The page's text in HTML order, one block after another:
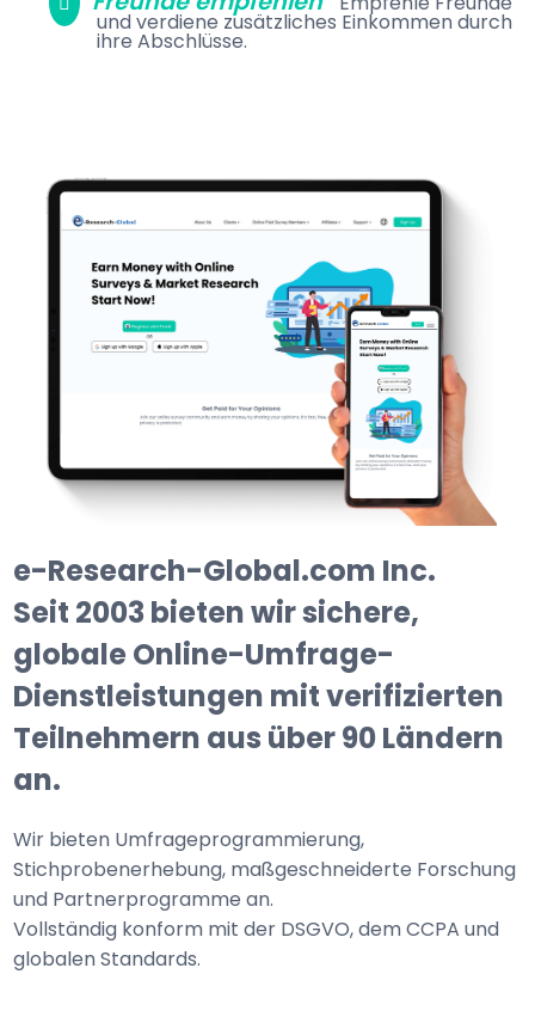
und verdiene zusätzliches Einkommen durch
ihre Abschlüsse.
e-Research-Global.com Inc.
Seit 2003 bieten wir sichere,
globale Online-Umfrage-
Dienstleistungen mit verifizierten
Teilnehmern aus über 90 Ländern
an.
Wir bieten Umfrageprogrammierung,
Stichprobenerhebung, maßgeschneiderte Forschung
und Partnerprogramme an.
Vollständig konform mit der DSGVO, dem CCPA und
globalen Standards.